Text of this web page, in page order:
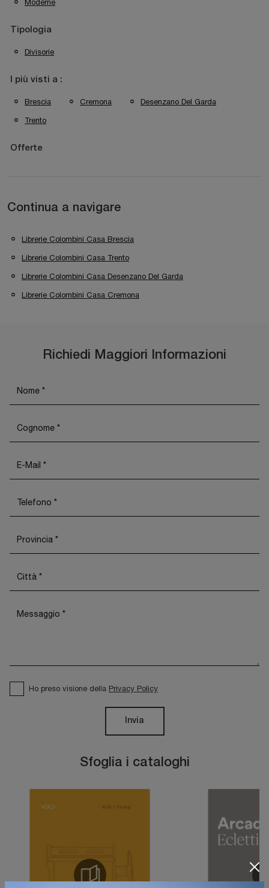
Moderne
Tipologia
Divisorie
I più visti a :
Brescia Cremona Desenzano Del Garda
Trento
Offerte
Continua a navigare
Librerie Colombini Casa Brescia
Librerie Colombini Casa Trento
Librerie Colombini Casa Desenzano Del Garda
Librerie Colombini Casa Cremona
Sfoglia i cataloghi
Richiedi Maggiori Informazioni
Ho preso visione della Privacy Policy
Invia